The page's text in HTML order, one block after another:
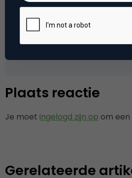
Ik neem aan dat de zijkant
Plaats reactie
Je moet ingelogd zijn op om
Gerelateerde